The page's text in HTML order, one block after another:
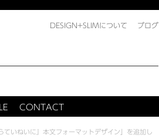
DESIGN+SLIMについて ブログ
CONTACT
いねいに』本文フォーマットデザイン」を追加し